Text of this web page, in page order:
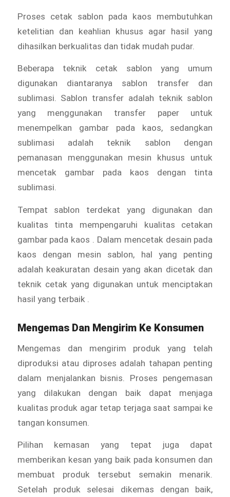
Proses cetak sablon pada kaos membutuhkan
ketelitian dan keahlian khusus agar hasil yang
dihasilkan berkualitas dan tidak mudah pudar.
Beberapa teknik cetak sablon yang umum
digunakan diantaranya sablon transfer dan
sublimasi. Sablon transfer adalah teknik sablon
yang menggunakan transfer paper untuk
menempelkan gambar pada kaos, sedangkan
sublimasi adalah teknik sablon dengan
pemanasan menggunakan mesin khusus untuk
mencetak gambar pada kaos dengan tinta
sublimasi.
Tempat sablon terdekat yang digunakan dan
kualitas tinta mempengaruhi kualitas cetakan
gambar pada kaos . Dalam mencetak desain pada
kaos dengan mesin sablon, hal yang penting
adalah keakuratan desain yang akan dicetak dan
teknik cetak yang digunakan untuk menciptakan
hasil yang terbaik .
Mengemas Dan Mengirim Ke Konsumen
Mengemas dan mengirim produk yang telah
diproduksi atau diproses adalah tahapan penting
dalam menjalankan bisnis. Proses pengemasan
yang dilakukan dengan baik dapat menjaga
kualitas produk agar tetap terjaga saat sampai ke
tangan konsumen.
Pilihan kemasan yang tepat juga dapat
memberikan kesan yang baik pada konsumen dan
membuat produk tersebut semakin menarik.
Setelah produk selesai dikemas dengan baik,